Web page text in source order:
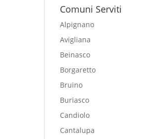
Comuni Serviti
Alpignano
Avigliana
Beinasco
Borgaretto
Bruino
Buriasco
Candiolo
Cantalupa